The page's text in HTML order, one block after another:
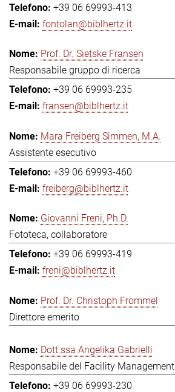
+39 06 69993-413
fontolan@biblhertz.it
Prof. Dr. Sietske Fransen
Responsabile gruppo di ricerca
+39 06 69993-235
fransen@biblhertz.it
Mara Freiberg Simmen, M.A.
Assistente esecutivo
+39 06 69993-460
freiberg@biblhertz.it
Giovanni Freni, Ph.D.
Fototeca, collaboratore
+39 06 69993-419
freni@biblhertz.it
Prof. Dr. Christoph Frommel
Direttore emerito
Dott.ssa Angelika Gabrielli
Responsabile del Facility Management
+39 06 69993-230